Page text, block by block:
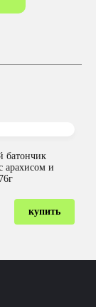
батончик
арахисом и
купить